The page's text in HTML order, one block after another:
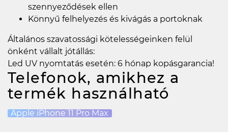
szennyeződések ellen
Könnyű felhelyezés és kivágás a portoknak
Általános szavatossági kötelességeinken felül
önként vállalt jótállás:
Led UV nyomtatás esetén: 6 hónap kopásgarancia!
Telefonok, amikhez a
termék használható
Apple iPhone 11 Pro Max